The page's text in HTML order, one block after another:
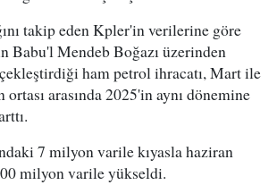
takip eden Kpler'in verilerine göre
Babu'l Mendeb Boğazı üzerinden
ham petrol ihracatı, Mart ile
ortası arasında 2025'in aynı dönemine
7 milyon varile kıyasla haziran
milyon varile yükseldi.